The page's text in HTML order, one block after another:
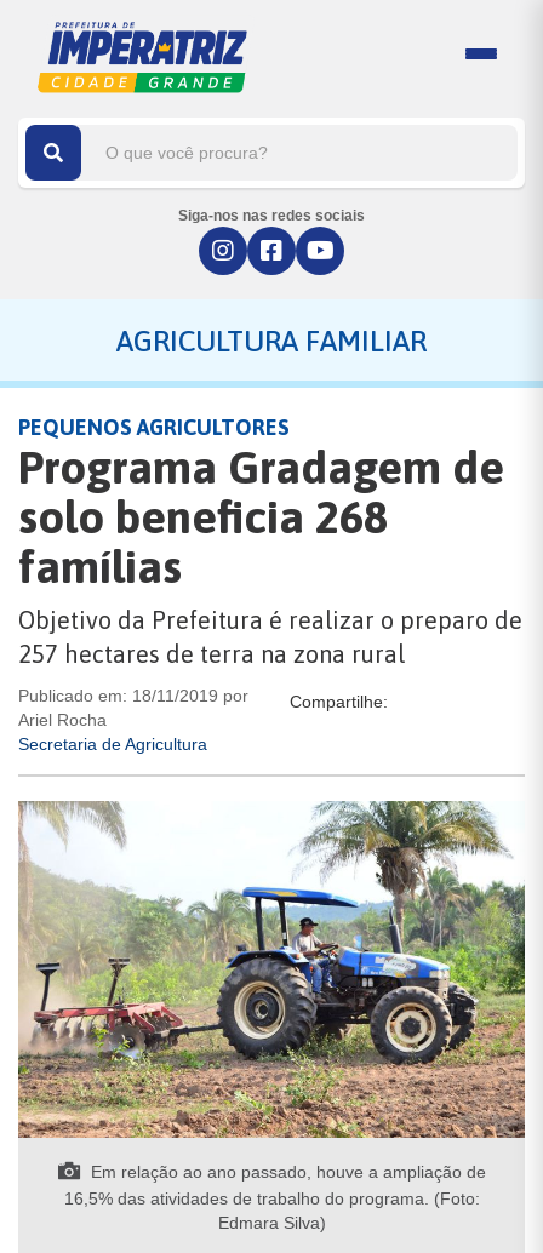
Siga-nos nas redes sociais
AGRICULTURA FAMILIAR
PEQUENOS AGRICULTORES
Programa Gradagem de
solo beneficia 268
famílias
Objetivo da Prefeitura é realizar o preparo de
257 hectares de terra na zona rural
Publicado em: 18/11/2019 por
Ariel Rocha
Secretaria de Agricultura
Compartilhe:
Em relação ao ano passado, houve a ampliação de
16,5% das atividades de trabalho do programa. (Foto:
Edmara Silva)